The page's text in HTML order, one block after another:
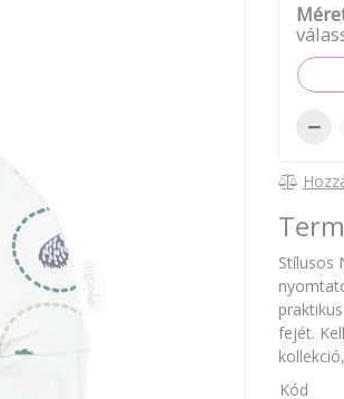
−
Stílusos
fejét.
Kód